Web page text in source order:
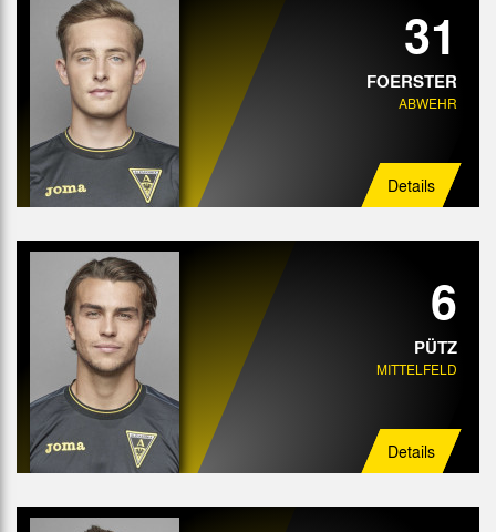
31
FOERSTER
ABWEHR
Details
6
PÜTZ
MITTELFELD
Details